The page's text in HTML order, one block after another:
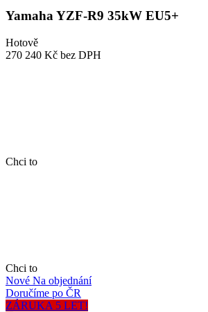
Yamaha YZF-R9 35kW EU5+
Hotově
270 240 Kč bez DPH
Chci to
Chci to
Nové Na objednání
Doručíme po ČR
ZÁRUKA 5 LET!